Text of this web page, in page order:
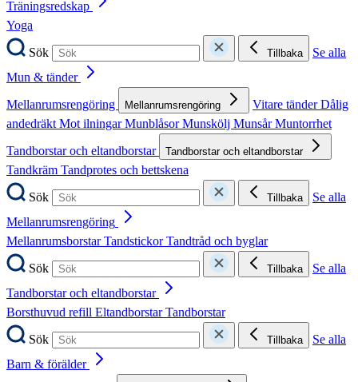
Träningsredskap
Yoga
Sök
Tillbaka
Se alla
Mun & tänder
Mellanrumsrengöring
Mellanrumsrengöring Vitare tänderDålig
andedräktMot ilningarMunblåsorMunskölj MunsårMuntorrhet
Tandborstar och eltandborstar
Tandborstar och eltandborstar
Tandkräm Tandprotes och bettskena
Sök
Tillbaka
Se alla
Mellanrumsrengöring
MellanrumsborstarTandstickorTandtråd och byglar
Sök
Tillbaka
Se alla
Tandborstar och eltandborstar
Borsthuvud refill EltandborstarTandborstar
Sök
Tillbaka
Se alla
Barn & förälder